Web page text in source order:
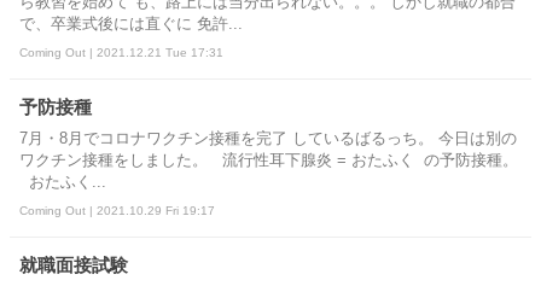
で、卒業式後には直ぐに 免許...
Coming Out | 2021.12.21 Tue 17:31
予防接種
7月・8月でコロナワクチン接種を完了 しているばるっち。 今日は別の
ワクチン接種をしました。 流行性耳下腺炎 = おたふく の予防接種。
おたふく...
Coming Out | 2021.10.29 Fri 19:17
就職面接試験